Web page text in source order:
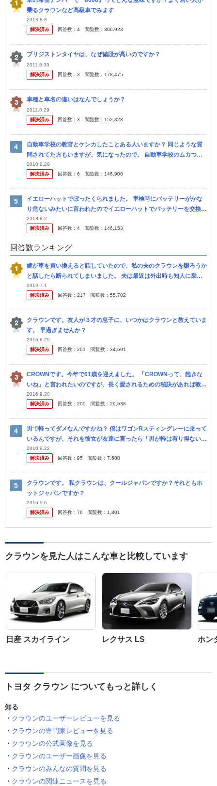
乗るクラウンなど高級車でみます
2013.8.8
解決済み
回答数： 4 閲覧数： 306,923
ブリジストンタイヤは、なぜ値段が高いのですか？
2011.6.30
解決済み
回答数： 3 閲覧数： 178,475
車種と車名の違いはなんでしょうか？
2011.8.29
解決済み
回答数： 3 閲覧数： 152,328
自動車学校の教官とケンカしたことある人いますか？ 同じような質
問されてた方もいますが、気になったので。 自動車学校のムカつく
教官とケンカした奴いますか？ やる気がない教官、なおしてやろう
とす...
2010.8.29
解決済み
回答数： 6 閲覧数： 146,900
イエローハットでぼったくられました。 車検時にバッテリーがかな
り危ないみたいに言われたのでイエローハットでバッテリーを交換し
に行きました。 私は一番安い９千円のバッテリーを選び ました。工
賃...
2013.8.2
解決済み
回答数： 4 閲覧数： 146,153
回答数ランキング
嫁が車を買い換えると話していたので、私の夫のクラウンを譲ろうか
と話したら断られてしまいました。 夫は最近は外出時も知人に乗せ
てもらう事が多いですし、嫁も買い出しで週に2回程度しか乗らない
ので、 ...
2019.7.1
解決済み
回答数： 217 閲覧数： 55,702
クラウンです。友人が３才の息子に、いつかはクラウンと教えていま
す。 早過ぎませんか？
2016.8.29
解決済み
回答数： 201 閲覧数： 34,691
CROWNです。今年で61歳を迎えました。 「CROWNって、飽きな
いね」と言われたいのですが、長く愛されるための秘訣があれば教え
てください。
2016.9.20
解決済み
回答数： 200 閲覧数： 29,638
男で軽ってダメなんですかね？ 僕はワゴンRスティングレーに乗って
いるんですが、それを彼女が友達に言ったら「男が軽は有り得ない」
と言われたらしいです。 それを聞いてなんとなく腹がたちました。
やっぱ...
2010.9.22
解決済み
回答数： 95 閲覧数： 7,688
クラウンです。 私クラウンは、クールジャパンですか？それともホ
ットジャパンですか？
2016.9.6
解決済み
回答数： 76 閲覧数： 1,801
クラウンを見た人はこんな車と比較しています
日産 スカイライン レクサス LS ホン
トヨタ クラウン についてもっと詳しく
知る
クラウンのユーザーレビューを見る
クラウンの専門家レビューを見る
クラウンの公式画像を見る
クラウンのユーザー画像を見る
クラウンのみんなの質問を見る
クラウンの関連ニュースを見る